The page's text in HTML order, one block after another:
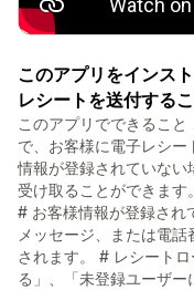
このアプリをインス
レシートを送付する
このアプリでできるこ
で、お客様に電子レシ
情報が登録されていない
受け取ることができます
# お客様情報が登録され
メッセージ、または電
されます。 # レシート
る」、「未登録ユーザ